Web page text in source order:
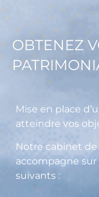
OBTENEZ
Mise en place
atteindre vos
Notre cabinet
accompagne sur
suivants :